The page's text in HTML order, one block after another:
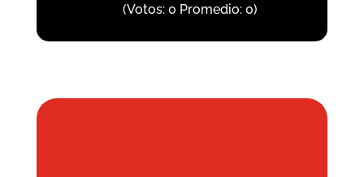
(Votos: 0 Promedio: 0)